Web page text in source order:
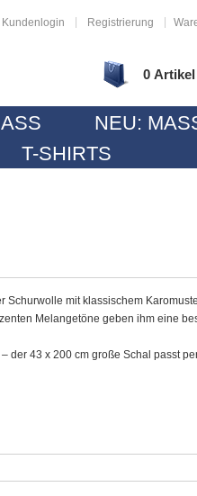
Kundenlogin Registrierung
0 Artikel
NEU:
T-SHIRTS
Schurwolle mit klassischem
Melangetöne geben ihm eine
der 43 x 200 cm große Schal passt